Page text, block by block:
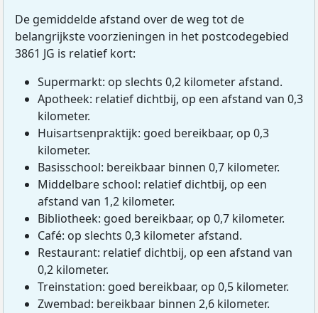
De gemiddelde afstand over de weg tot de
belangrijkste voorzieningen in het postcodegebied
3861 JG is relatief kort:
Supermarkt: op slechts 0,2 kilometer afstand.
Apotheek: relatief dichtbij, op een afstand van 0,3
kilometer.
Huisartsenpraktijk: goed bereikbaar, op 0,3
kilometer.
Basisschool: bereikbaar binnen 0,7 kilometer.
Middelbare school: relatief dichtbij, op een
afstand van 1,2 kilometer.
Bibliotheek: goed bereikbaar, op 0,7 kilometer.
Café: op slechts 0,3 kilometer afstand.
Restaurant: relatief dichtbij, op een afstand van
0,2 kilometer.
Treinstation: goed bereikbaar, op 0,5 kilometer.
Zwembad: bereikbaar binnen 2,6 kilometer.